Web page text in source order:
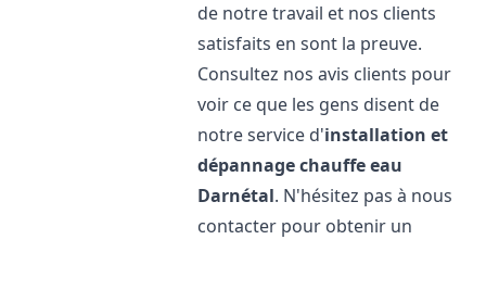
de notre travail et nos clients
satisfaits en sont la preuve.
Consultez nos avis clients pour
voir ce que les gens disent de
notre service d'installation et
dépannage chauffe eau
Darnétal. N'hésitez pas à nous
contacter pour obtenir un